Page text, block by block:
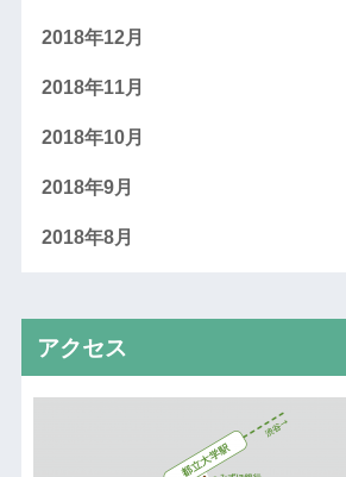
2018年12月
2018年11月
2018年10月
2018年9月
2018年8月
アクセス